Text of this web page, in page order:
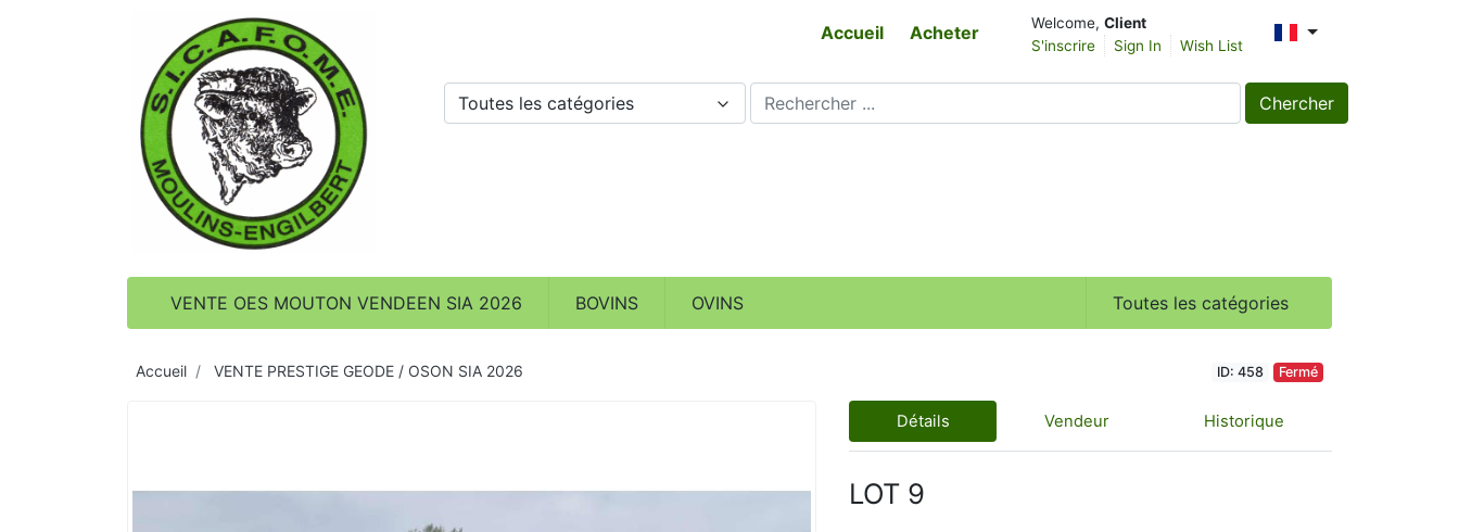
Accueil Acheter Welcome, Client
S'inscrire
Sign In Wish List
Toutes les catégories Chercher
VENTE OES MOUTON VENDEEN SIA 2026 BOVINS OVINS Toutes les catégories
Accueil VENTE PRESTIGE GEODE / OSON SIA 2026 ID: 458 Fermé
Détails Vendeur Historique
LOT 9